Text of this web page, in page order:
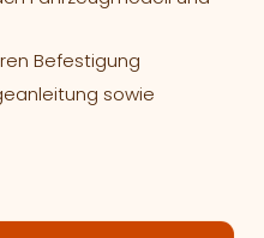
Befestigung
sowie